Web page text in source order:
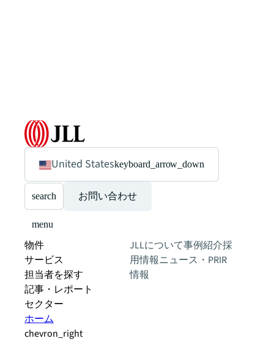
United Stateskeyboard_arrow_down
search お問い合わせ
menu
物件
サービス
担当者を探す
記事・レポート
セクター
JLLについて事例紹介採
用情報ニュース・PRIR
情報
ホーム
chevron_right